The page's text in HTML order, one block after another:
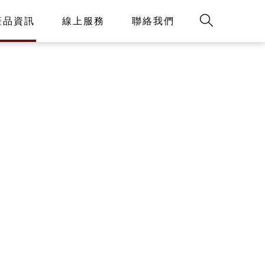
品資訊 線上服務 聯絡我們